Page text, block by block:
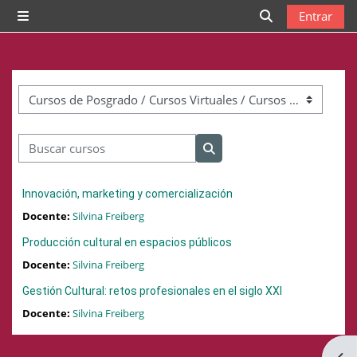
Salta al contenido principal
Panel lateral
Selector de
Entrar
Categorías
Buscar cursos
Buscar cursos
Innovación, marketing y comercialización
Docente: Silvina Freiberg
Producción cultural en espacios públicos
Docente: Silvina Freiberg
Gestión Cultural: retos profesionales en el siglo XXI
Docente: Silvina Freiberg